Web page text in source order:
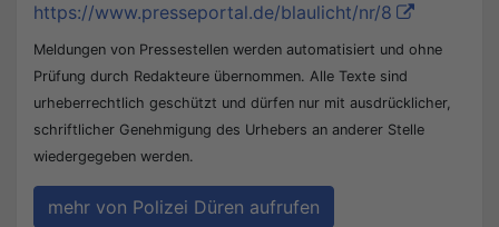
https://www.presseportal.de/blaulicht/nr/8
Meldungen von Pressestellen werden automatisiert und ohne
Prüfung durch Redakteure übernommen. Alle Texte sind
urheberrechtlich geschützt und dürfen nur mit ausdrücklicher,
schriftlicher Genehmigung des Urhebers an anderer Stelle
wiedergegeben werden.
mehr von Polizei Düren aufrufen